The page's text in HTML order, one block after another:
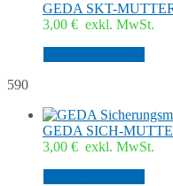
GEDA SKT-
3,00 € exkl. MwSt.
590
GEDA SICH-
3,00 € exkl. MwSt.